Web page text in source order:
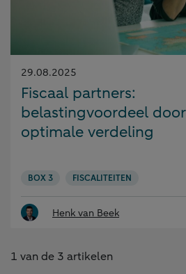
Gepubliceerd
op:
29.08.2025
Fiscaal partners:
belastingvoordeel door
optimale verdeling
BOX 3 FISCALITEITEN
Henk van Beek
1 van de 3 artikelen